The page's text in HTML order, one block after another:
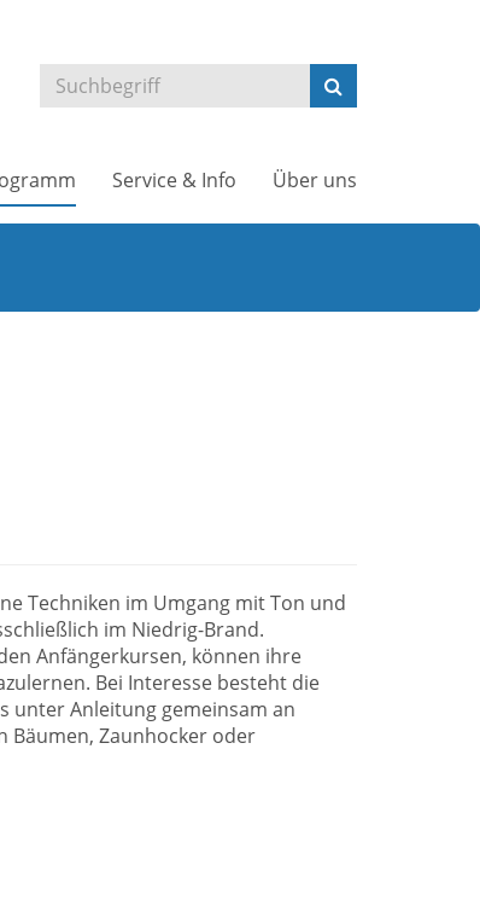
Service & Info Über uns
Techniken im Umgang mit Ton und
im Niedrig-Brand.
Anfängerkursen, können ihre
Bei Interesse besteht die
unter Anleitung gemeinsam an
Bäumen, Zaunhocker oder